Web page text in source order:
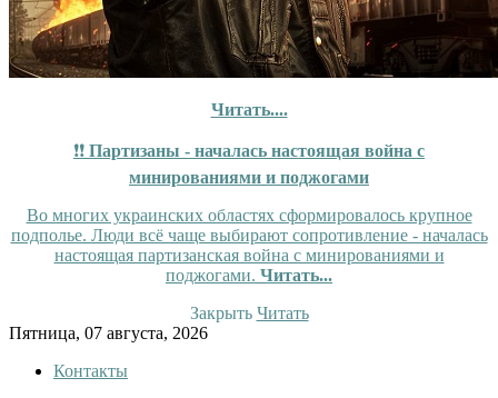
Читать....
❗❗ Партизаны - началась настоящая война с
минированиями и поджогами
Во многих украинских областях сформировалось крупное
подполье. Люди всё чаще выбирают сопротивление - началась
настоящая партизанская война с минированиями и
поджогами. Читать...
Закрыть Читать
Skip
content
Пятница, 07 августа, 2026
Контакты